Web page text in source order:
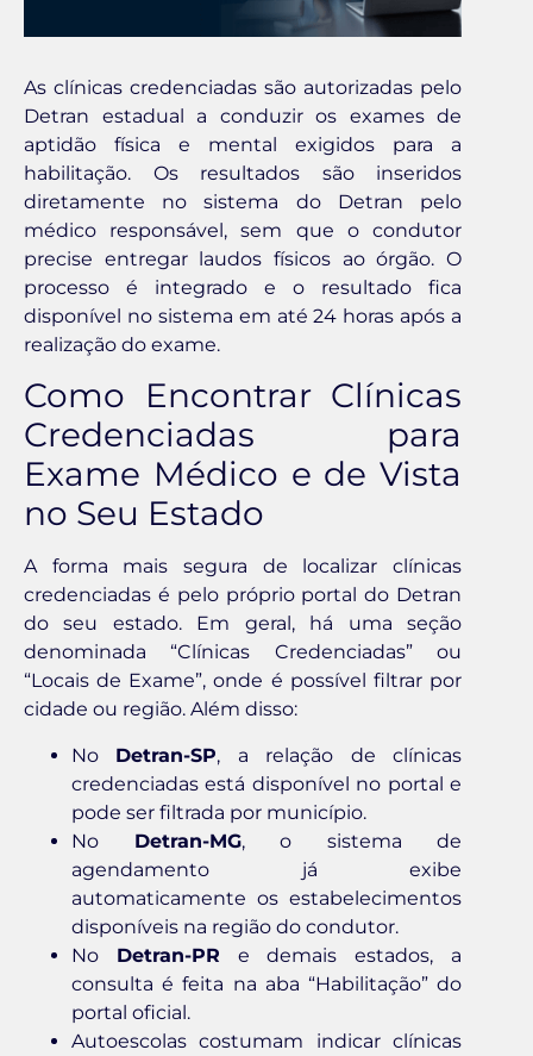
As clínicas credenciadas são autorizadas pelo
Detran estadual a conduzir os exames de
aptidão física e mental exigidos para a
habilitação. Os resultados são inseridos
diretamente no sistema do Detran pelo
médico responsável, sem que o condutor
precise entregar laudos físicos ao órgão. O
processo é integrado e o resultado fica
disponível no sistema em até 24 horas após a
realização do exame.
Como Encontrar Clínicas
Credenciadas para
Exame Médico e de Vista
no Seu Estado
A forma mais segura de localizar clínicas
credenciadas é pelo próprio portal do Detran
do seu estado. Em geral, há uma seção
denominada “Clínicas Credenciadas” ou
“Locais de Exame”, onde é possível filtrar por
cidade ou região. Além disso:
No Detran-SP, a relação de clínicas
credenciadas está disponível no portal e
pode ser filtrada por município.
No Detran-MG, o sistema de
agendamento já exibe
automaticamente os estabelecimentos
disponíveis na região do condutor.
No Detran-PR e demais estados, a
consulta é feita na aba “Habilitação” do
portal oficial.
Autoescolas costumam indicar clínicas